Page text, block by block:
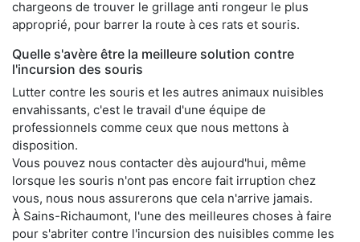
chargeons de trouver le grillage anti rongeur le plus
approprié, pour barrer la route à ces rats et souris.
Quelle s'avère être la meilleure solution contre
l'incursion des souris
Lutter contre les souris et les autres animaux nuisibles
envahissants, c'est le travail d'une équipe de
professionnels comme ceux que nous mettons à
disposition.
Vous pouvez nous contacter dès aujourd'hui, même
lorsque les souris n'ont pas encore fait irruption chez
vous, nous nous assurerons que cela n'arrive jamais.
À Sains-Richaumont, l'une des meilleures choses à faire
pour s'abriter contre l'incursion des nuisibles comme les